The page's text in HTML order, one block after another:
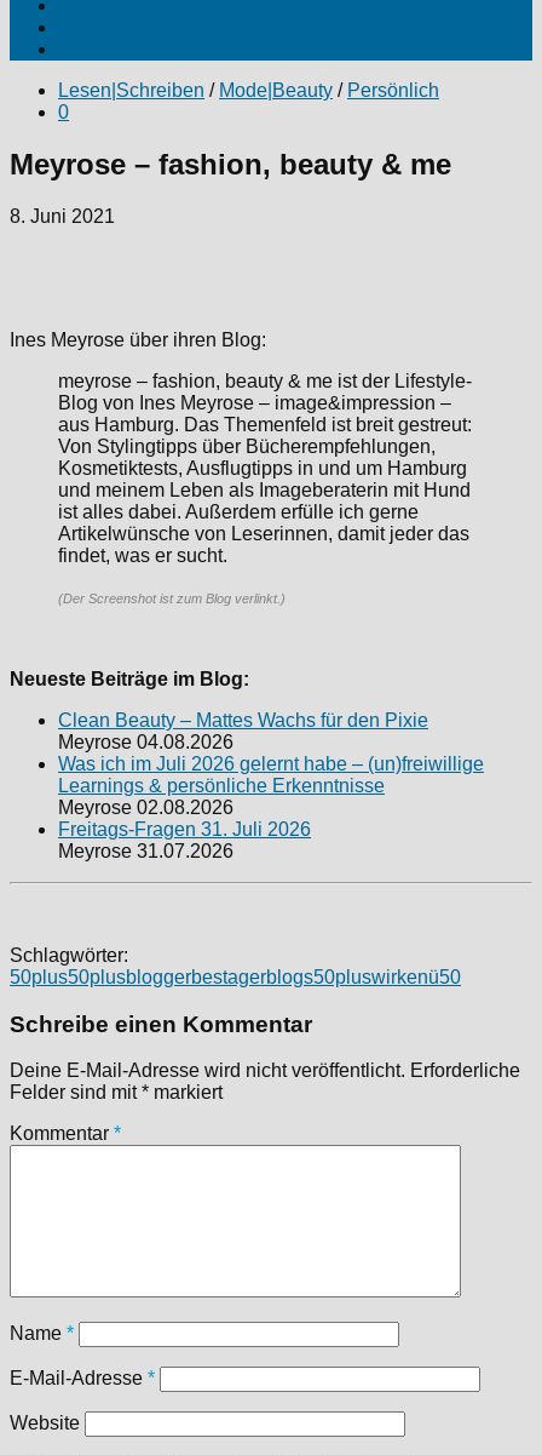
Lesen|Schreiben / Mode|Beauty / Persönlich
0
Meyrose – fashion, beauty & me
8. Juni 2021
Ines Meyrose über ihren Blog:
meyrose – fashion, beauty & me ist der Lifestyle-
Blog von Ines Meyrose – image&impression –
aus Hamburg. Das Themenfeld ist breit gestreut:
Von Stylingtipps über Bücherempfehlungen,
Kosmetiktests, Ausflugtipps in und um Hamburg
und meinem Leben als Imageberaterin mit Hund
ist alles dabei. Außerdem erfülle ich gerne
Artikelwünsche von Leserinnen, damit jeder das
findet, was er sucht.
(Der Screenshot ist zum Blog verlinkt.)
Neueste Beiträge im Blog:
Clean Beauty – Mattes Wachs für den Pixie
Meyrose 04.08.2026
Was ich im Juli 2026 gelernt habe – (un)freiwillige
Learnings & persönliche Erkenntnisse
Meyrose 02.08.2026
Freitags-Fragen 31. Juli 2026
Meyrose 31.07.2026
Schlagwörter:
50plus50plusbloggerbestagerblogs50pluswirkenü50
Schreibe einen Kommentar
Deine E-Mail-Adresse wird nicht veröffentlicht. Erforderliche
Felder sind mit* markiert
Kommentar *
Name *
E-Mail-Adresse *
Website